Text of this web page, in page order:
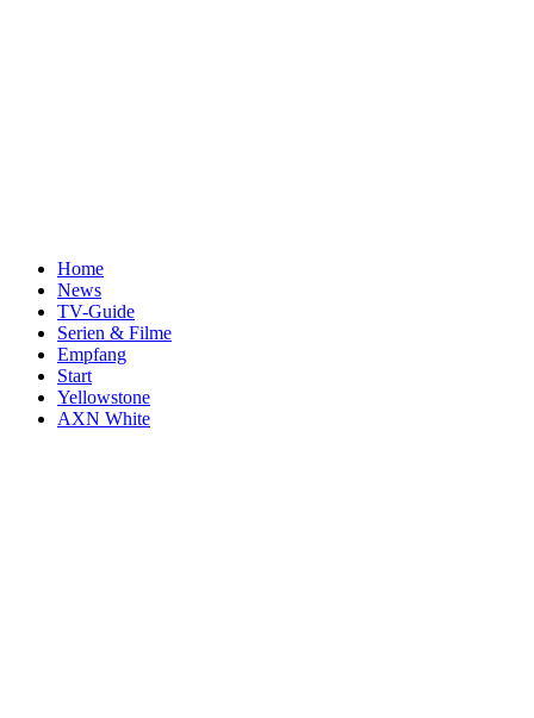
Home
News
TV-Guide
Serien & Filme
Empfang
Start
Yellowstone
AXN White